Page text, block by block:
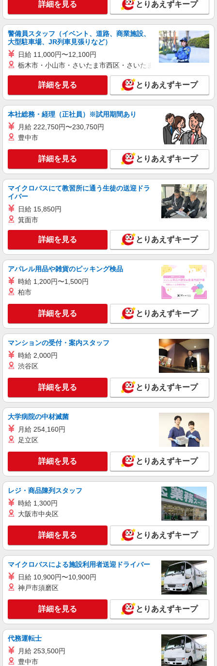
サミットストア 下倉田店
スーパー店内鮮魚スタッフ
時給1225円 ★22時以降は平日時給の3割増！
（22時以降の勤務がある場合）
■サミットストア 下倉田店 神奈川県横浜市
戸塚区下倉田町1883
キープ 詳細を見る
アルバイト パート
サミットストア 踊場駅前店
スーパー店内鮮魚スタッフ
■サミットストア 踊場駅前店 神奈川県横浜
市戸塚区汲沢2丁目1番1号
キープ 詳細を見る
パート
サミットストア 下倉田店
スーパー店内総菜スタッフ
時給1225円〜1300円（経験や業務内容によ
る） ★22時以降は平日時給の3割増！（22時以降
の勤務がある場合）
■サミットストア 下倉田店 神奈川県横浜市
戸塚区下倉田町1883
詳細を見る
詳細を見る とりあえずキープ
警備員スタッフ（イベント、道路、商業施設、
大型駐車場、JR列車見張りなど）
日給 11,000円〜12,100円
栃木市・小山市・さいたま市西区・さいたま市岩槻区・久喜市・
詳細を見る とりあえずキープ
本社総務・経理（正社員）※試用期間あり
月給 222,750円〜230,750円
豊中市
詳細を見る とりあえずキープ
マイクロバスにて教習所に通う生徒の送迎ドラ
イバー
日給 15,850円
箕面市
詳細を見る とりあえずキープ
アパレル用品や雑貨のピッキング検品
時給 1,200円〜1,500円
柏市
詳細を見る とりあえずキープ
マンションの受付・案内スタッフ
時給 2,000円
渋谷区
詳細を見る とりあえずキープ
大学病院の中材滅菌
月給 254,160円
足立区
詳細を見る とりあえずキープ
レジ・商品陳列スタッフ
時給 1,300円
大阪市中央区
詳細を見る とりあえずキープ
マイクロバスによる施設利用者送迎ドライバー
日給 10,900円〜10,900円
神戸市須磨区
詳細を見る とりあえずキープ
代務運転士
月給 253,500円
豊中市